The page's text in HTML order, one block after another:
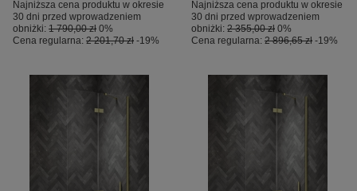
Najniższa cena produktu w okresie
30 dni przed wprowadzeniem
obniżki: 1 790,00 zł 0%
Cena regularna: 2 201,70 zł -19%
Najniższa cena produktu w okresie
30 dni przed wprowadzeniem
obniżki: 2 355,00 zł 0%
Cena regularna: 2 896,65 zł -19%